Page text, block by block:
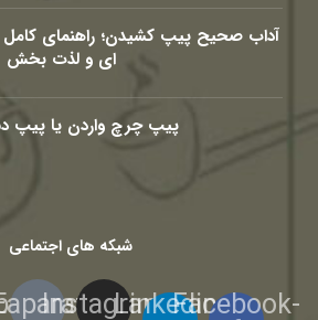
آداب صحیح پیپ کشیدن؛ راهنمای
ای و لذت بخش
پیپ چرچ واردن یا پیپ
شبکه های اجتماعی
Facebook-
Linkedin-
Instagram